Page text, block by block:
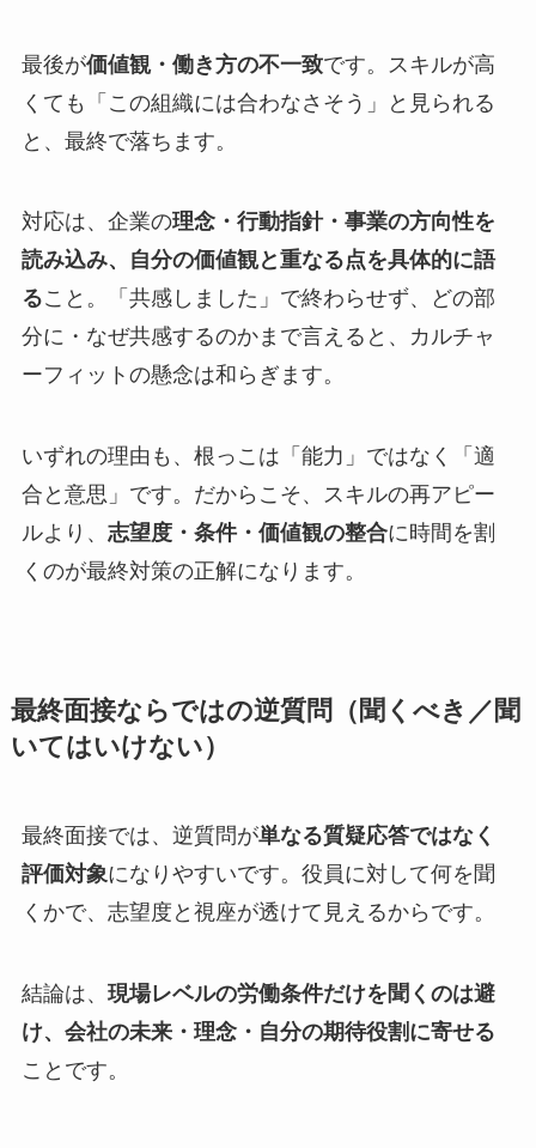
最後が価値観・働き方の不一致です。スキルが高
くても「この組織には合わなさそう」と見られる
と、最終で落ちます。
対応は、企業の理念・行動指針・事業の方向性を
読み込み、自分の価値観と重なる点を具体的に語
ること。「共感しました」で終わらせず、どの部
分に・なぜ共感するのかまで言えると、カルチャ
ーフィットの懸念は和らぎます。
いずれの理由も、根っこは「能力」ではなく「適
合と意思」です。だからこそ、スキルの再アピー
ルより、 志望度・条件・価値観の整合に時間を割
くのが最終対策の正解になります。
最終面接ならではの逆質問（聞くべき／聞
いてはいけない）
最終面接では、逆質問が単なる質疑応答ではなく
評価対象になりやすいです。役員に対して何を聞
くかで、志望度と視座が透けて見えるからです。
結論は、 現場レベルの労働条件だけを聞くのは避
け、会社の未来・理念・自分の期待役割に寄せる
ことです。